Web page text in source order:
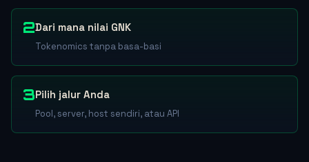
2Dari mana nilai GNK
Tokenomics tanpa basa-basi
3Pilih jalur Anda
Pool, server, host sendiri, atau API